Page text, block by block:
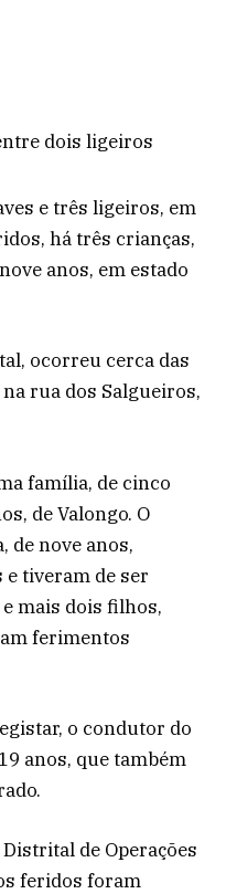
dois ligeiros
e três ligeiros, em
há três crianças,
anos, em estado
ocorreu cerca das
rua dos Salgueiros,
família, de cinco
de Valongo. O
de nove anos,
tiveram de ser
mais dois filhos,
ferimentos
o condutor do
anos, que também
de Operações
feridos foram